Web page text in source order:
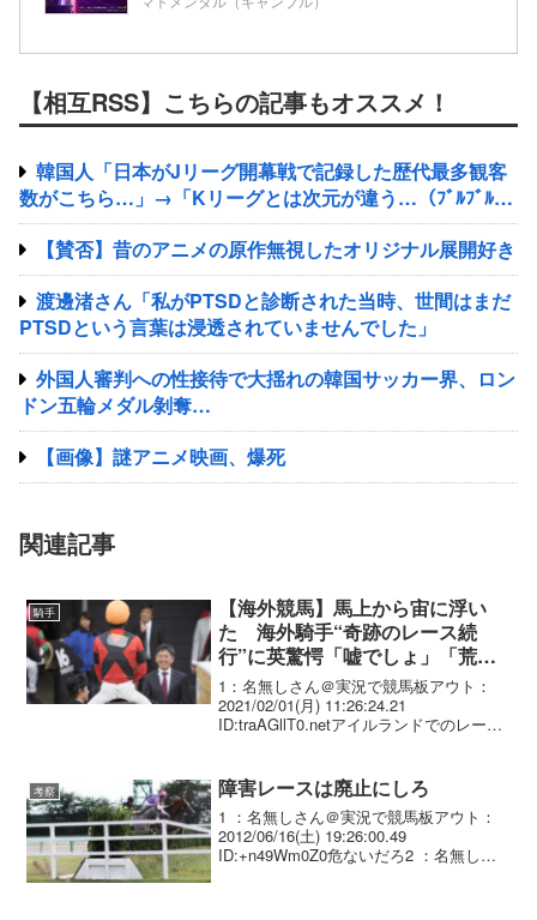
【相互RSS】こちらの記事もオススメ！
韓国人「日本がJリーグ開幕戦で記録した歴代最多観客
数がこちら…」→「Kリーグとは次元が違う…（ﾌﾞﾙﾌﾞﾙ」
＝韓国の反応
【賛否】昔のアニメの原作無視したオリジナル展開好き
渡邊渚さん「私がPTSDと診断された当時、世間はまだ
PTSDという言葉は浸透されていませんでした」
外国人審判への性接待で大揺れの韓国サッカー界、ロン
ドン五輪メダル剝奪…
【画像】謎アニメ映画、爆死
関連記事
騎手
【海外競馬】馬上から宙に浮い
た 海外騎手“奇跡のレース続
行”に英驚愕「嘘でしょ」「荒々
しい」
1：名無しさん＠実況で競馬板アウト：
2021/02/01(月) 11:26:24.21
ID:traAGllT0.netアイルランドでのレース
リ持ち直した驚愕の映像が話...
考察 障害レースは廃止にしろ
1 ：名無しさん＠実況で競馬板アウト：
2012/06/16(土) 19:26:00.49
ID:+n49Wm0Z0危ないだろ2 ：名無しさ